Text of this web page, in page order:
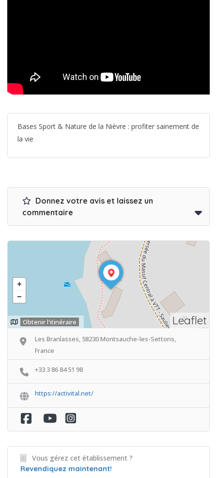
Bases Sport & Nature de la Nièvre : profiter sainement de
la vie
Donnez votre avis et laissez un
commentaire
Leaflet
Obtenir l'itinéraire
Les Branlasses, 58230 Montsauche-les-Settons,
France
+33 3 86 84 51 98
https://activital.net/
Vous gérez cet établissement ?
Revendiquez maintenant!